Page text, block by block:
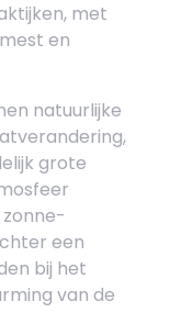
met
en
natuurlijke
grote
een
bij het
van de